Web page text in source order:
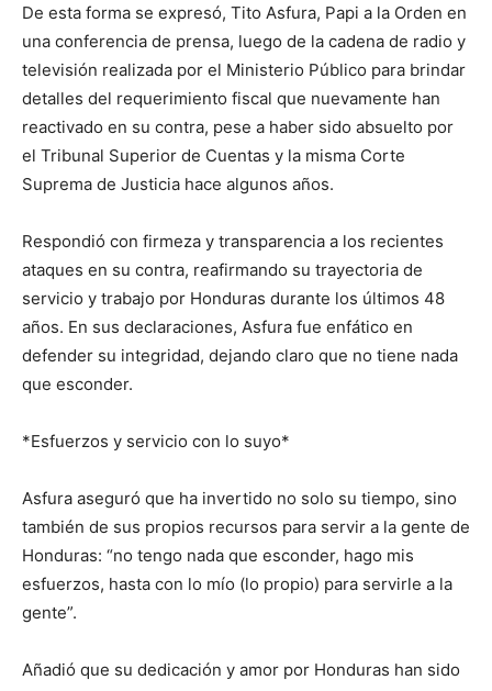
De esta forma se expresó, Tito Asfura, Papi a la Orden en
una conferencia de prensa, luego de la cadena de radio y
televisión realizada por el Ministerio Público para brindar
detalles del requerimiento fiscal que nuevamente han
reactivado en su contra, pese a haber sido absuelto por
el Tribunal Superior de Cuentas y la misma Corte
Suprema de Justicia hace algunos años.
Respondió con firmeza y transparencia a los recientes
ataques en su contra, reafirmando su trayectoria de
servicio y trabajo por Honduras durante los últimos 48
años. En sus declaraciones, Asfura fue enfático en
defender su integridad, dejando claro que no tiene nada
que esconder.
*Esfuerzos y servicio con lo suyo*
Asfura aseguró que ha invertido no solo su tiempo, sino
también de sus propios recursos para servir a la gente de
Honduras: “no tengo nada que esconder, hago mis
esfuerzos, hasta con lo mío (lo propio) para servirle a la
gente”.
Añadió que su dedicación y amor por Honduras han sido